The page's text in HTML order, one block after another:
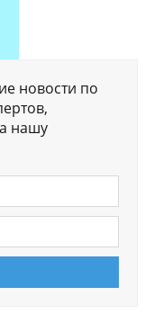
новости по
нашу